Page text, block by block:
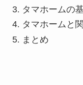
タマホームの
タマホームと
まとめ